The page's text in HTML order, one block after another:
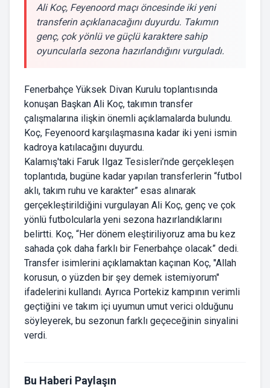
Ali Koç, Feyenoord maçı öncesinde iki yeni
transferin açıklanacağını duyurdu. Takımın
genç, çok yönlü ve güçlü karaktere sahip
oyuncularla sezona hazırlandığını vurguladı.
Fenerbahçe Yüksek Divan Kurulu toplantısında
konuşan Başkan Ali Koç, takımın transfer
çalışmalarına ilişkin önemli açıklamalarda bulundu.
Koç, Feyenoord karşılaşmasına kadar iki yeni ismin
kadroya katılacağını duyurdu.
Kalamış'taki Faruk Ilgaz Tesisleri’nde gerçekleşen
toplantıda, bugüne kadar yapılan transferlerin “futbol
aklı, takım ruhu ve karakter” esas alınarak
gerçekleştirildiğini vurgulayan Ali Koç, genç ve çok
yönlü futbolcularla yeni sezona hazırlandıklarını
belirtti. Koç, “Her dönem eleştiriliyoruz ama bu kez
sahada çok daha farklı bir Fenerbahçe olacak” dedi.
Transfer isimlerini açıklamaktan kaçınan Koç, "Allah
korusun, o yüzden bir şey demek istemiyorum"
ifadelerini kullandı. Ayrıca Portekiz kampının verimli
geçtiğini ve takım içi uyumun umut verici olduğunu
söyleyerek, bu sezonun farklı geçeceğinin sinyalini
verdi.
Bu Haberi Paylaşın